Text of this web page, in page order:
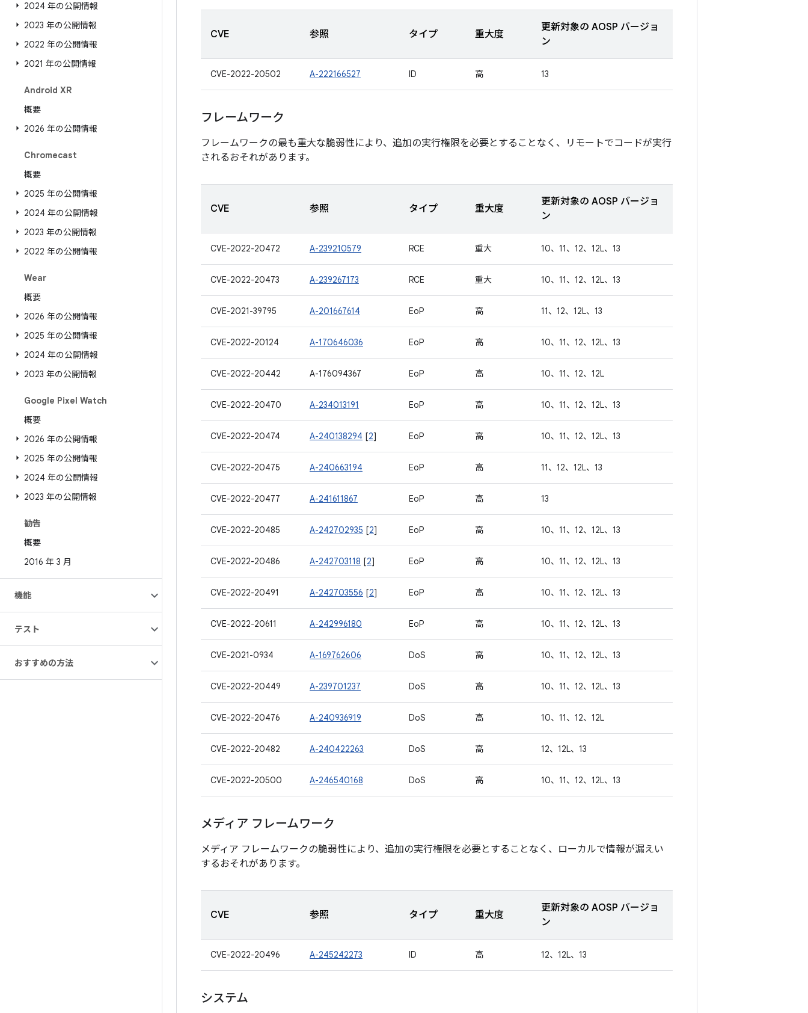
2024 年の公開情報
2023 年の公開情報
2022 年の公開情報
2021 年の公開情報
Android XR
概要
2026 年の公開情報
Chromecast
概要
2025 年の公開情報
2024 年の公開情報
2023 年の公開情報
2022 年の公開情報
Wear
概要
2026 年の公開情報
2025 年の公開情報
2024 年の公開情報
2023 年の公開情報
Google Pixel Watch
概要
2026 年の公開情報
2025 年の公開情報
2024 年の公開情報
2023 年の公開情報
勧告
概要
2016 年 3 月
機能
テスト
おすすめの方法
CVE 参照 タイプ 重大度
更新対象の AOSP バージョ
ン
CVE-2022-20502 A-222166527 ID 高 13
フレームワーク
フレームワークの最も重大な脆弱性により、追加の実行権限を必要とすることなく、リモートでコードが実行
されるおそれがあります。
CVE 参照 タイプ 重大度
更新対象の AOSP バージョ
ン
CVE-2022-20472 A-239210579 RCE 重大 10、11、12、12L、13
CVE-2022-20473 A-239267173 RCE 重大 10、11、12、12L、13
CVE-2021-39795 A-201667614 EoP 高 11、12、12L、13
CVE-2022-20124 A-170646036 EoP 高 10、11、12、12L、13
CVE-2022-20442 A-176094367 EoP 高 10、11、12、12L
CVE-2022-20470 A-234013191 EoP 高 10、11、12、12L、13
CVE-2022-20474 A-240138294 [2] EoP 高 10、11、12、12L、13
CVE-2022-20475 A-240663194 EoP 高 11、12、12L、13
CVE-2022-20477 A-241611867 EoP 高 13
CVE-2022-20485 A-242702935 [2] EoP 高 10、11、12、12L、13
CVE-2022-20486 A-242703118 [2] EoP 高 10、11、12、12L、13
CVE-2022-20491 A-242703556 [2] EoP 高 10、11、12、12L、13
CVE-2022-20611 A-242996180 EoP 高 10、11、12、12L、13
CVE-2021-0934 A-169762606 DoS 高 10、11、12、12L、13
CVE-2022-20449 A-239701237 DoS 高 10、11、12、12L、13
CVE-2022-20476 A-240936919 DoS 高 10、11、12、12L
CVE-2022-20482 A-240422263 DoS 高 12、12L、13
CVE-2022-20500 A-246540168 DoS 高 10、11、12、12L、13
メディア フレームワーク
メディア フレームワークの脆弱性により、追加の実行権限を必要とすることなく、ローカルで情報が漏えい
するおそれがあります。
CVE 参照 タイプ 重大度
更新対象の AOSP バージョ
ン
CVE-2022-20496 A-245242273 ID 高 12、12L、13
システム